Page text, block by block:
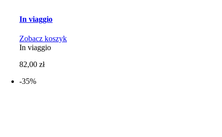
In viaggio
Zobacz koszyk
In viaggio
82,00zł
-35%